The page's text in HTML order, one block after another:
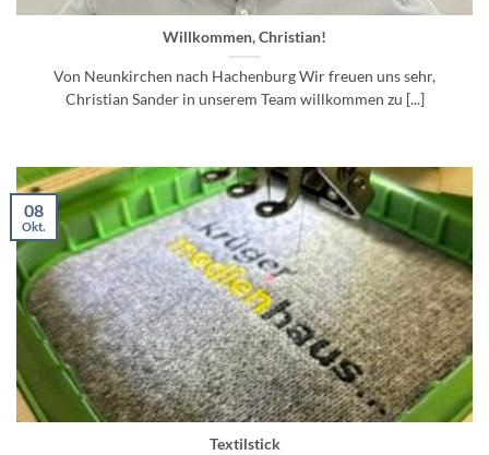
Willkommen, Christian!
Von Neunkirchen nach Hachenburg Wir freuen uns sehr,
Christian Sander in unserem Team willkommen zu [...]
Textilstick
08
Okt.